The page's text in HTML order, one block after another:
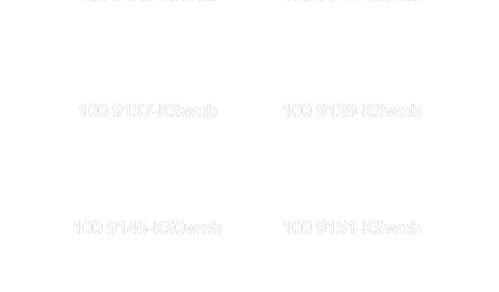
100 9137-KSweb 100 9139-KSweb
100 9146-KS0web 100 9151-KSweb